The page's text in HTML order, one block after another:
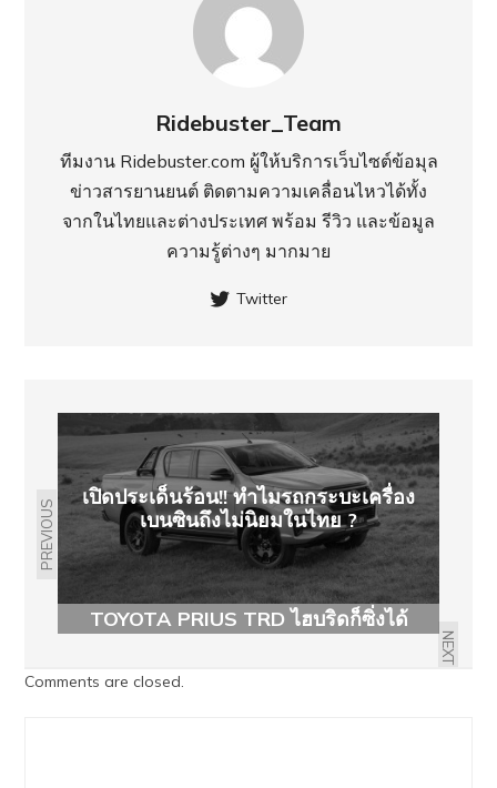
Ridebuster_Team
ทีมงาน Ridebuster.com ผู้ให้บริการเว็บไซต์ข้อมุล
ข่าวสารยานยนต์ ติดตามความเคลื่อนไหวได้ทั้ง
จากในไทยและต่างประเทศ พร้อม รีวิว และข้อมูล
ความรู้ต่างๆ มากมาย
Twitter
PREVIOUS
เปิดประเด็นร้อน!! ทำไมรถกระบะเครื่อง
เบนซินถึงไม่นิยมในไทย ?
NEXT
TOYOTA PRIUS TRD ไฮบริดก็ซิ่งได้
Comments are closed.